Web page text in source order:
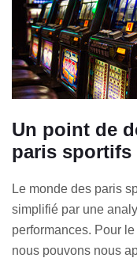
Un point de
paris sportifs
Le monde des paris
simplifié par une
performances. Pour
nous pouvons nous